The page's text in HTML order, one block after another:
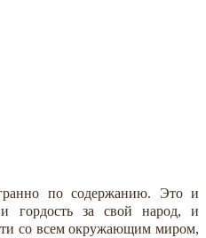
по содержанию. Это и
гордость за свой народ, и
со всем окружающим миром,